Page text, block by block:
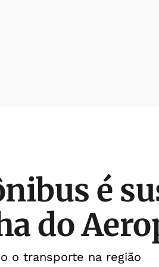
é
do
o transporte na região